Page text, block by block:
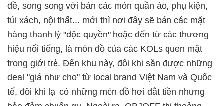
đề, song song với bán các món quần áo, phụ kiện,
túi xách, nội thất... mới thì nơi đây sẽ bán các mặt
hàng thanh lý "độc quyền" hoặc đến từ các thương
hiệu nổi tiếng, là món đồ của các KOLs quen mặt
trong giới trẻ. Đến khu này, đôi khi săn được những
deal "giá như cho" từ local brand Việt Nam và Quốc
tế, đôi khi lại có những món đồ hơi đắt tiền nhưng